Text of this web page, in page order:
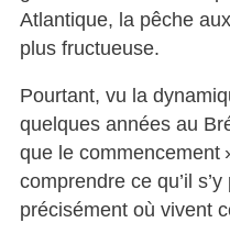
Atlantique, la pêche
plus fructueuse.
Pourtant, vu la
quelques années au
que le commencement
comprendre ce qu’il
précisément où vivent